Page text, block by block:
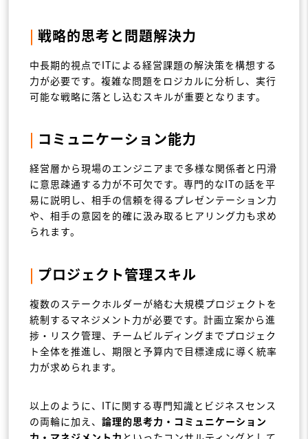
| 戦略的思考と問題解決力
中長期的視点でITによる経営課題の解決策を構想する
力が必要です。複雑な問題をロジカルに分析し、実行
可能な戦略に落とし込むスキルが重要となります。
| コミュニケーション能力
経営層から現場のエンジニアまで多様な関係者と円滑
に意思疎通する力が不可欠です。専門的なITの話を平
易に説明し、相手の信頼を得るプレゼンテーション力
や、相手の意図を的確に汲み取るヒアリング力も求め
られます。
| プロジェクト管理スキル
複数のステークホルダーが絡む大規模プロジェクトを
統制するマネジメント力が必要です。計画立案から進
捗・リスク管理、チームビルディングまでプロジェク
ト全体を推進し、期限と予算内で目標達成に導く統率
力が求められます。
以上のように、ITに関する専門知識とビジネスセンス
の両輪に加え、 論理的思考力・コミュニケーション